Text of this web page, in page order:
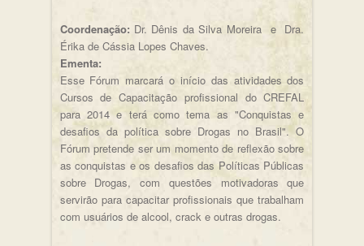
Coordenação: Dr. Dênis da Silva Moreira e Dra.
Érika de Cássia Lopes Chaves.
Ementa:
Esse Fórum marcará o início das atividades dos
Cursos de Capacitação profissional do CREFAL
para 2014 e terá como tema as "Conquistas e
desafios da política sobre Drogas no Brasil". O
Fórum pretende ser um momento de reflexão sobre
as conquistas e os desafios das Políticas Públicas
sobre Drogas, com questões motivadoras que
servirão para capacitar profissionais que trabalham
com usuários de alcool, crack e outras drogas.